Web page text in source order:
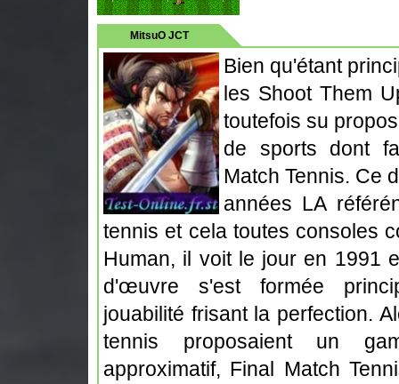
MitsuO JCT
Bien qu'étant
les Shoot Them
toutefois su
de sports dont
Match Tennis. Ce
années LA
tennis et cela toutes consoles
Human, il voit le jour en 1991
d'œuvre s'est formée
jouabilité frisant la perfection.
tennis proposaient un
approximatif, Final Match